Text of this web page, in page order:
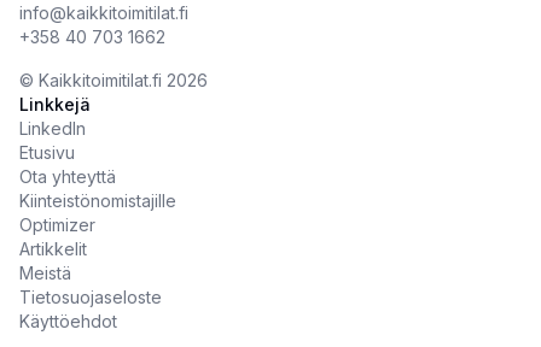
info@kaikkitoimitilat.fi
+358 40 703 1662
©️ Kaikkitoimitilat.fi 2026
Linkkejä
LinkedIn
Etusivu
Ota yhteyttä
Kiinteistönomistajille
Optimizer
Artikkelit
Meistä
Tietosuojaseloste
Käyttöehdot